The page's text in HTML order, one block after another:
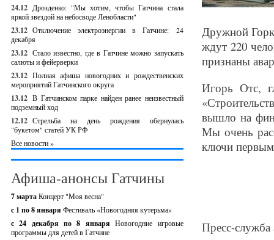
24.12 Дрозденко: "Мы хотим, чтобы Гатчина стала
яркой звездой на небосводе Ленобласти"
23.12 Отключение электроэнергии в Гатчине: 24
декабря
23.12 Стало известно, где в Гатчине можно запускать
салюты и фейерверки
23.12 Полная афиша новогодних и рождественских
мероприятий Гатчинского округа
13.12 В Гатчинском парке найден ранее неизвестный
подземный ход
12.12 Стрельба на день рождения обернулась
"букетом" статей УК РФ
Все новости »
Афиша-анонсы Гатчины
7 мартаКонцерт "Моя весна"
с 1 по 8 января Фестиваль «Новогодняя кутерьма»
с 24 декабря по 8 январяНовогодние игровые
программы для детей в Гатчине
Дружной
ждут 220
признаны
Игорь Отс,
вышло на
Мы очень
ключи первым
Пресс-служба